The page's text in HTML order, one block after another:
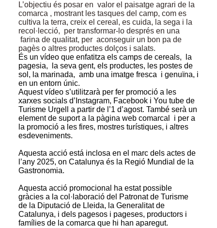
L’objectiu és posar en valor el paisatge agrari de la
comarca , mostrant les tasques del camp, com es
cultiva la terra, creix el cereal, es cuida, la sega i la
recol·lecció, per transformar-lo després en una
farina de qualitat, per aconseguir un bon pa de
pagès o altres productes dolços i salats.
És un vídeo que enfatitza els camps de cereals, la
pagesia, la seva gent, els productes, les postes de
sol, la marinada, amb una imatge fresca i genuïna, i
en un entorn únic.
Aquest vídeo s’utilitzarà per fer promoció a les
xarxes socials d’Instagram, Facebook i You tube de
Turisme Urgell a partir de l’1 d’agost. També serà un
element de suport a la pàgina web comarcal i per a
la promoció a les fires, mostres turístiques, i altres
esdeveniments.
Aquesta acció está inclosa en el marc dels actes de
l’any 2025, on Catalunya és la Regió Mundial de la
Gastronomia.
Aquesta acció promocional ha estat possible
gràcies a la col·laboració del Patronat de Turisme
de la Diputació de Lleida, la Generalitat de
Catalunya, i dels pagesos i pageses, productors i
famílies de la comarca que hi han aparegut.